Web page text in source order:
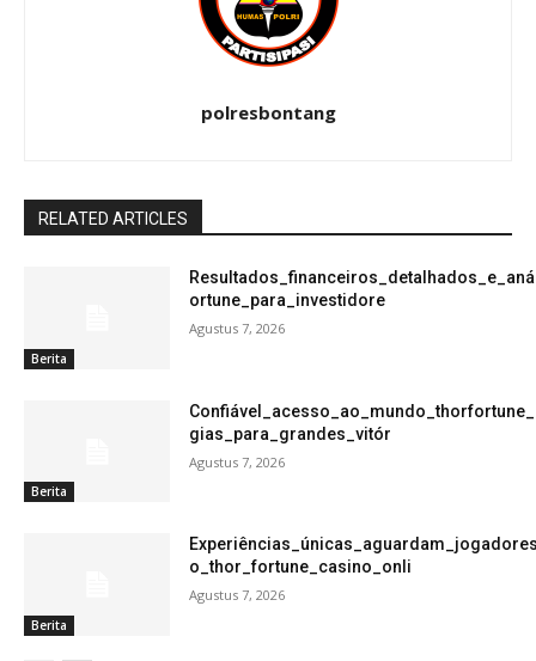
polresbontang
RELATED ARTICLES
Berita
ortune_para_investidore
Agustus 7, 2026
Berita
gias_para_grandes_vitór
Agustus 7, 2026
Berita
o_thor_fortune_casino_onli
Agustus 7, 2026